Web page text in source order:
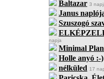
Baltazar 3
Janus
Szuszogó
napja
Minimal
Holle anyó :-)
nélküled 17